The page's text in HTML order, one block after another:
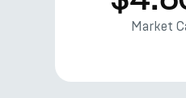
Market